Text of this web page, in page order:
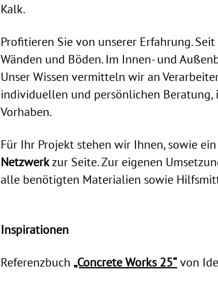
Kalk.
Profitieren Sie von unserer Erfahrung.
Wänden und Böden. Im Innen- und
Unser Wissen vermitteln wir an
individuellen und persönlichen Beratung,
Vorhaben.
Für Ihr Projekt stehen wir Ihnen, sowie
Netzwerkzur Seite. Zur eigenen
alle benötigten Materialien sowie
Inspirationen
Referenzbuch„Concrete Works 25“von